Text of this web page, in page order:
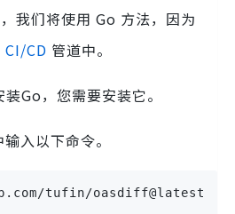
我们将使用 Go 方法，因为
CI/CD 管道中。
Go，您需要安装它。
入以下命令。
tufin/oasdiff@latest